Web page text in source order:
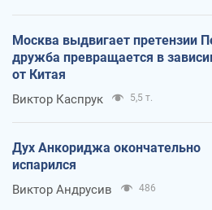
Москва выдвигает претензии
дружба превращается в
от Китая
Виктор Каспрук 5,5 т.
Дух Анкориджа окончательно
испарился
Виктор Андрусив 486